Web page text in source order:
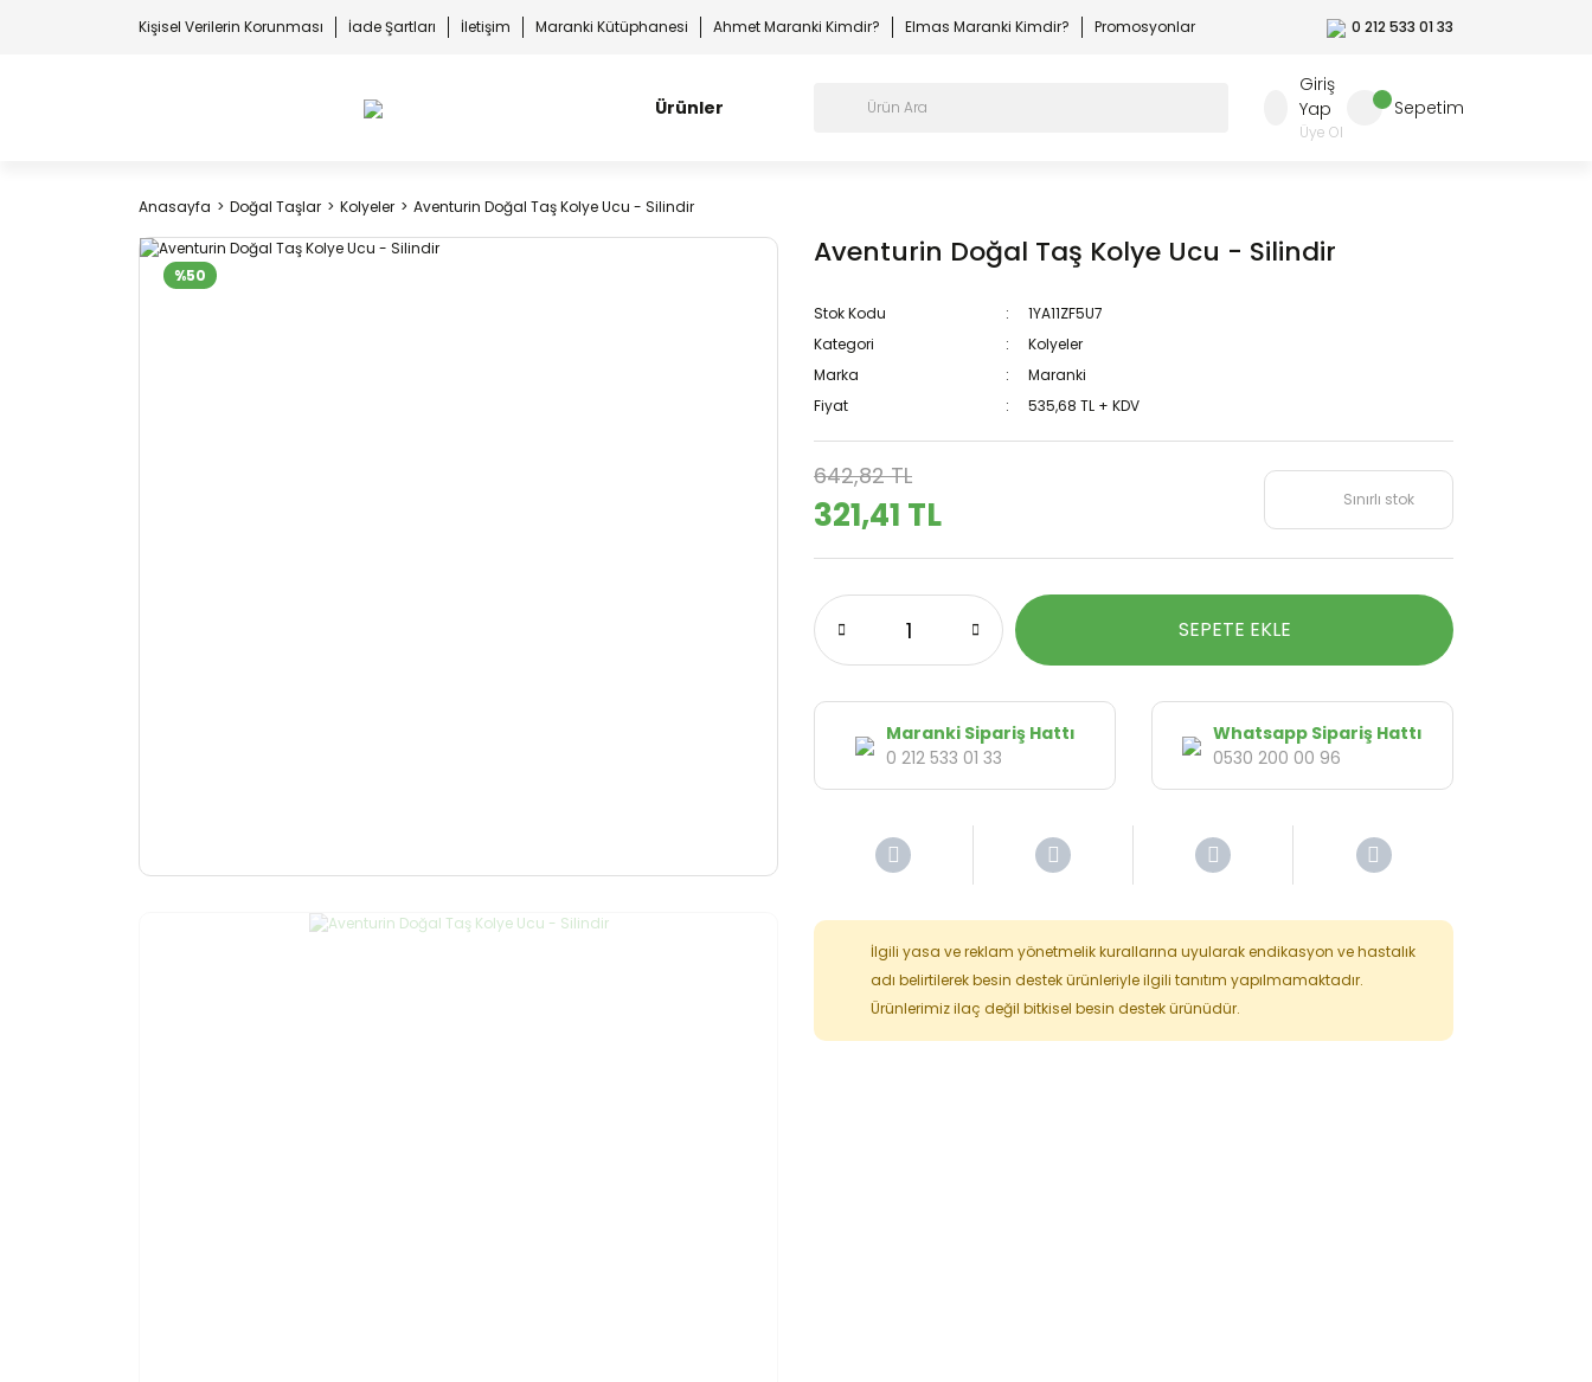
Kişisel Verilerin Korunması İade Şartları İletişim Maranki Kütüphanesi Ahmet Maranki Kimdir? Elmas Maranki Kimdir? Promosyonlar 0 212 533 01 33
Ürünler
Giriş
Yap
Üye Ol
Sepetim
Anasayfa Doğal Taşlar Kolyeler Aventurin Doğal Taş Kolye Ucu - Silindir
%50
Aventurin Doğal Taş Kolye Ucu - Silindir
Stok Kodu
1YA11ZF5U7
Kategori
Kolyeler
Marka
Maranki
Fiyat
535,68 TL + KDV
642,82 TL
321,41 TL Sınırlı stok
SEPETE EKLE
Maranki Sipariş Hattı
0 212 533 01 33
Whatsapp Sipariş Hattı
0530 200 00 96
İlgili yasa ve reklam yönetmelik kurallarına uyularak endikasyon ve hastalık
adı belirtilerek besin destek ürünleriyle ilgili tanıtım yapılmamaktadır.
Ürünlerimiz ilaç değil bitkisel besin destek ürünüdür.